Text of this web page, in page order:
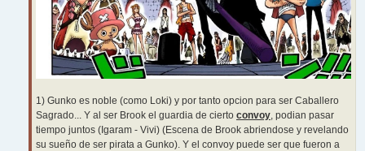
1) Gunko es noble (como Loki) y por tanto opcion para ser Caballero
Sagrado... Y al ser Brook el guardia de cierto convoy, podian pasar
tiempo juntos (Igaram - Vivi) (Escena de Brook abriendose y revelando
su sueño de ser pirata a Gunko). Y el convoy puede ser que fueron a